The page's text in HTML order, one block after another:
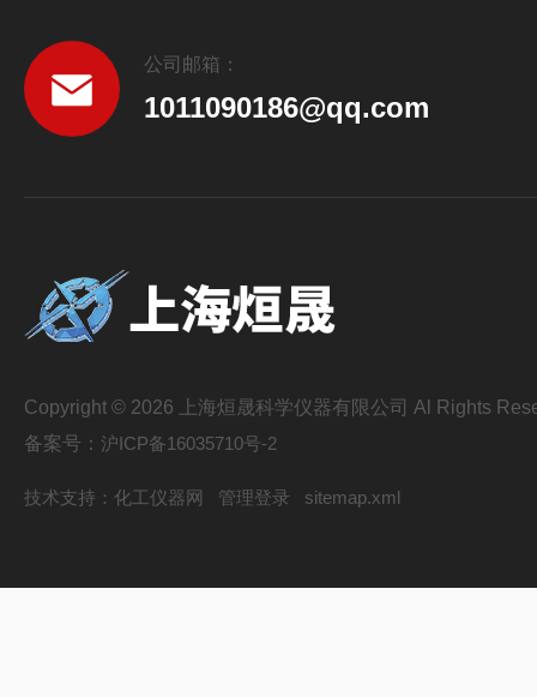
公司邮箱：
1011090186@qq.com
Copyright © 2026 上海烜晟科学仪器有限公司 Al Rights
备案号： 沪ICP备16035710号-2
技术支持： 化工仪器网 管理登录 sitemap.xml